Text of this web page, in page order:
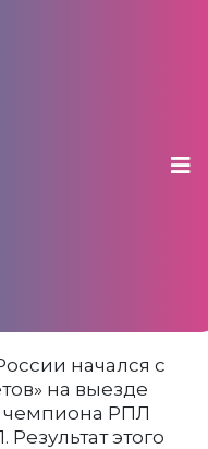
начался с
на выезде
чемпиона РПЛ
Результат этого